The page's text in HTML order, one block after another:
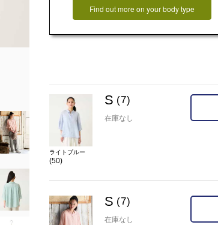
ピンク(01)
Find out more on your body type
ライトブルー
(50)
S (7)
在庫なし
S (7)
在庫なし